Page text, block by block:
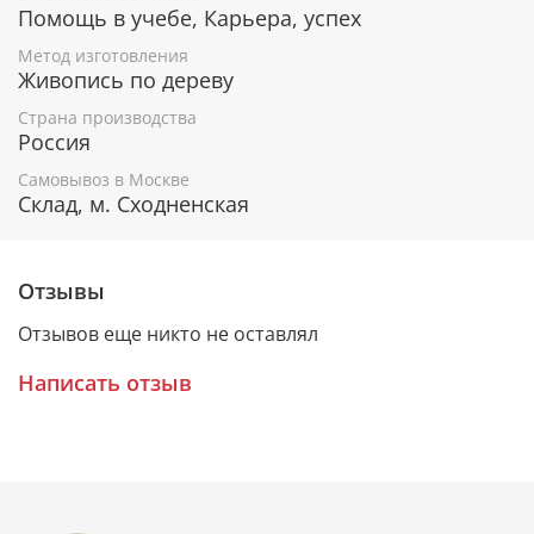
Гарантия подлинности
К каждому живописному образу прикладывается
номерное свидетельство, в котором подробно
расписана вся информация об иконе:
Имя художника,
Церкви.
Подарочная упаковка
Помощь в учебе, Карьера, успех
Метод изготовления
Живопись по дереву
Страна производства
Россия
Самовывоз в Москве
Склад, м. Сходненская
Отзывы
Отзывов еще никто не оставлял
Написать отзыв